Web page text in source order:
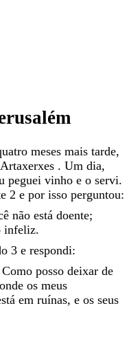
meses mais tarde,
Artaxerxes . Um dia,
peguei vinho e o servi.
2 e por isso perguntou:
não está doente;
infeliz.
3 e respondi:
Como posso deixar de
onde os meus
em ruínas, e os seus